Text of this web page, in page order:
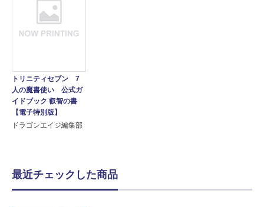
トリニティセブン 7
人の魔書使い 公式ガ
イドブック 叡智の書
【電子特別版】
ドラゴンエイジ編集部
最近チェックした商品